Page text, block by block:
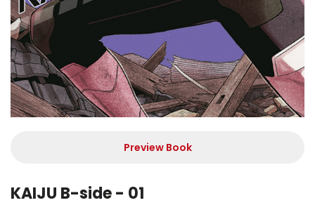
Preview Book
KAIJU B-side - 01